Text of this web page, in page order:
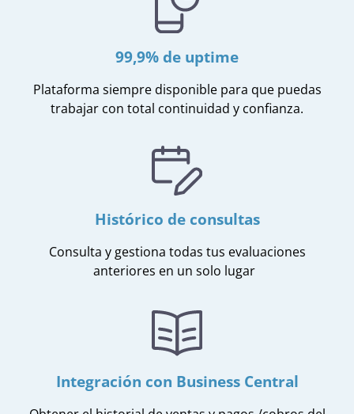
99,9% de uptime
Plataforma siempre disponible para que puedas
trabajar con total continuidad y confianza.
Histórico de consultas
Consulta y gestiona todas tus evaluaciones
anteriores en un solo lugar
Integración con Business Central